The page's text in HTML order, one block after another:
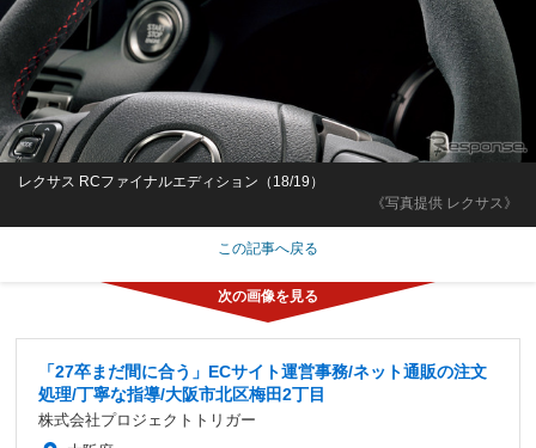
《写真提供 レクサス》
レクサス RCファイナルエディション（18/19）
この記事へ戻る
「27卒まだ間に合う」ECサイト運営事務/ネット通販の注文
処理/丁寧な指導/大阪市北区梅田2丁目
株式会社プロジェクトトリガー